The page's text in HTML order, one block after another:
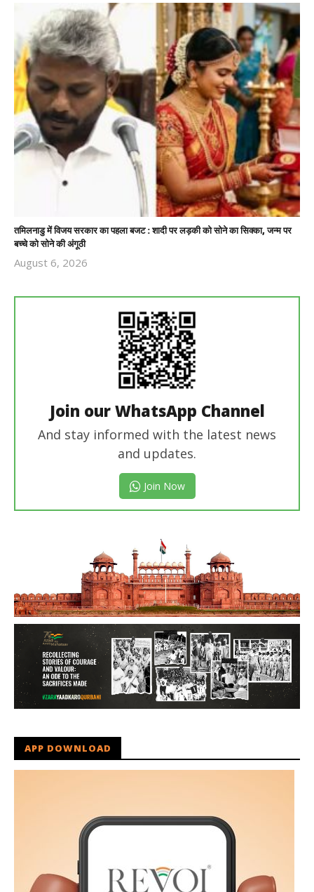
तमिलनाडु में विजय सरकार का पहला बजट : शादी पर लड़की को सोने का सिक्का, जन्म पर
बच्चे को सोने की अंगूठी
August 6, 2026
Join our WhatsApp Channel
And stay informed with the latest news
and updates.
Join Now
APP DOWNLOAD